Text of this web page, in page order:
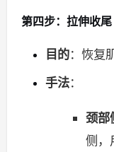
第四步：拉伸收尾
目的：恢复
手法：
颈部
侧，